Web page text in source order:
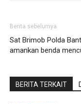
Berita sebelumya
Sat Brimob Polda
amankan benda
BERITA TERKAIT